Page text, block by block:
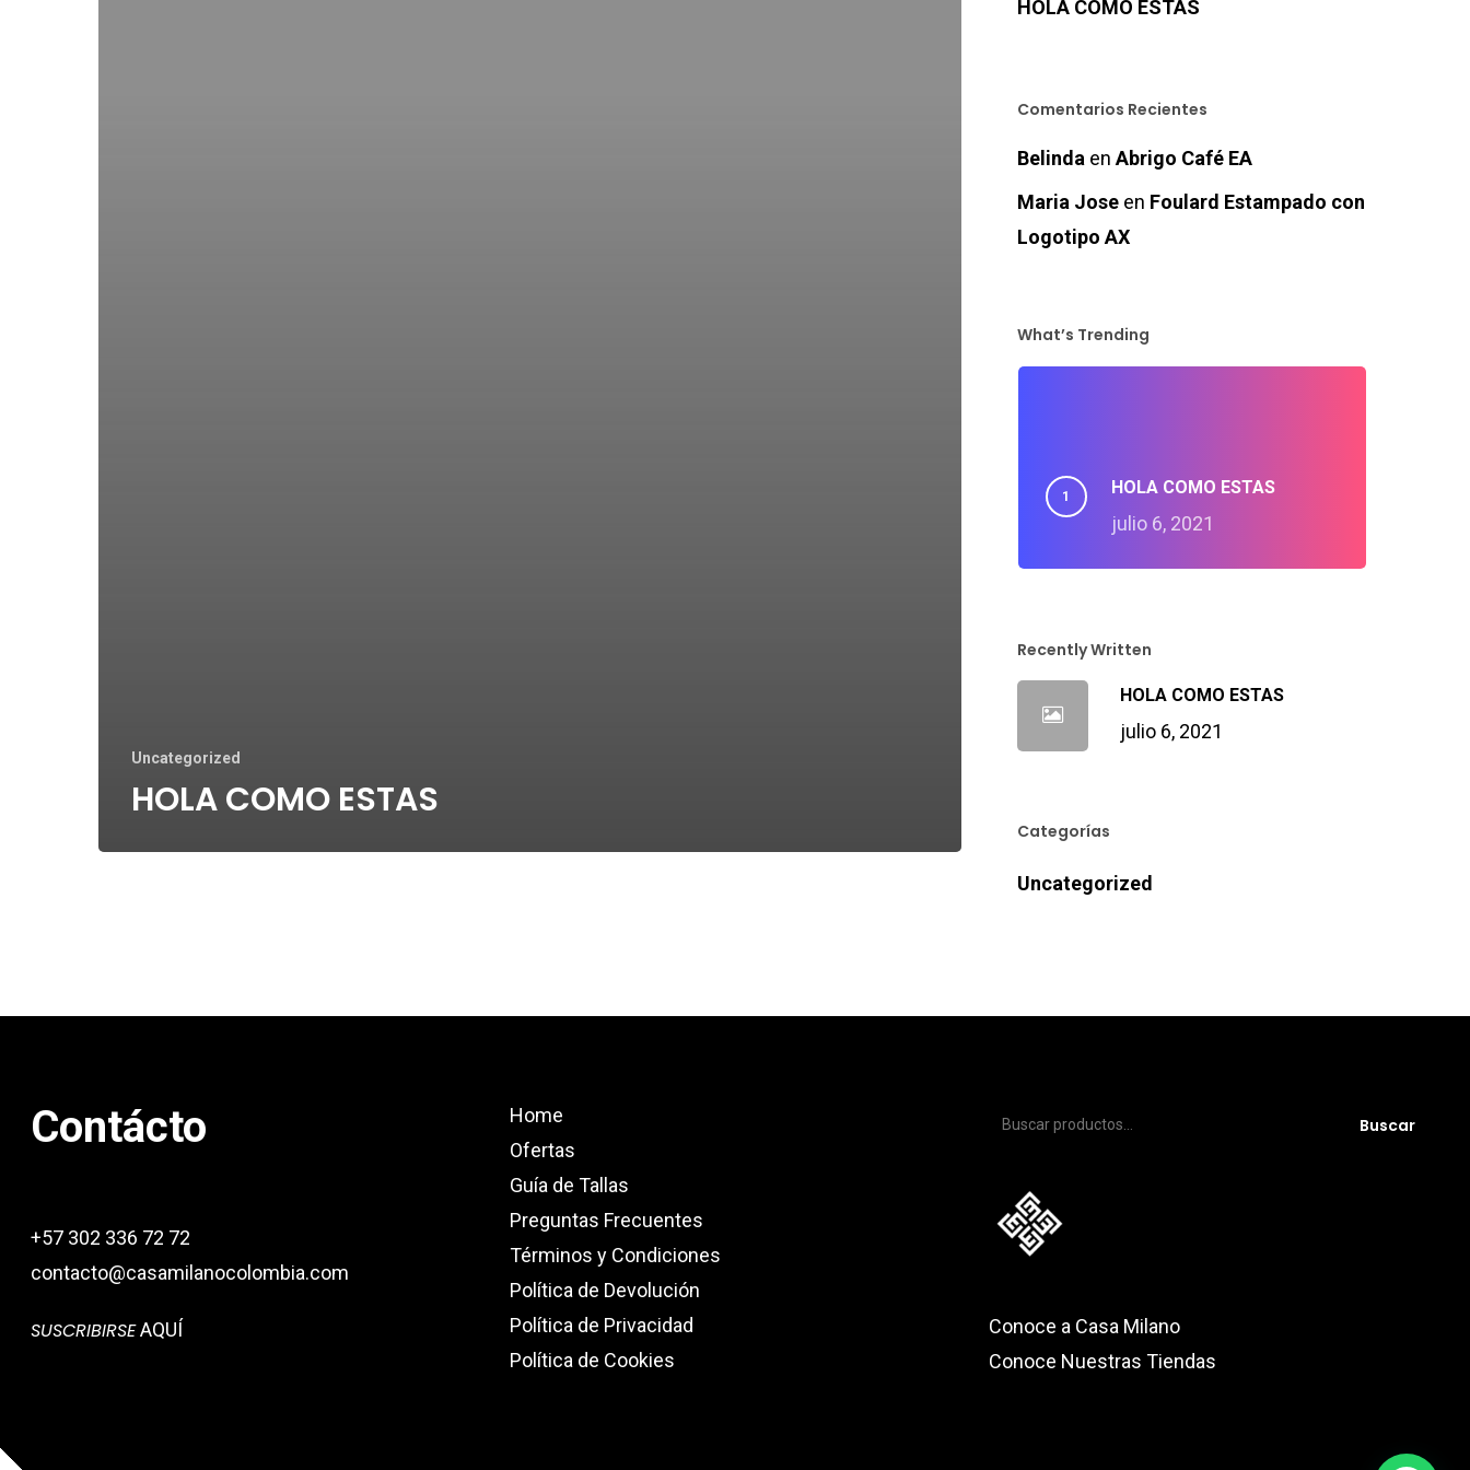
Uncategorized
HOLA COMO ESTAS
HOLA COMO ESTAS
Comentarios Recientes
Belinda en Abrigo Café EA
Maria Joseen Foulard Estampado con
Logotipo AX
What’s Trending
HOLA COMO ESTAS
julio 6, 2021
Recently Written
HOLA COMO ESTAS
julio 6, 2021
Categorías
Uncategorized
Contácto
+57 302 336 72 72
contacto@casamilanocolombia.com
SUSCRIBIRSEAQUÍ
Home
Ofertas
Guía de Tallas
Preguntas Frecuentes
Términos y Condiciones
Política de Devolución
Política de Privacidad
Política de Cookies
Buscar
Buscar
Conoce a Casa Milano
Conoce Nuestras Tiendas